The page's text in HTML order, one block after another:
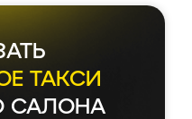
ТАКСИ
САЛОНА